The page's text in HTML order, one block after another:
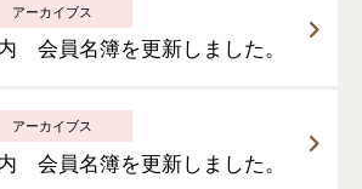
アーカイブス
会員名簿を更新しました。
アーカイブス
会員名簿を更新しました。